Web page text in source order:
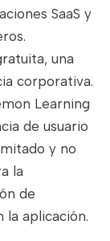
SaaS y
una
corporativa.
Learning
de usuario
y no
la
de
la aplicación.